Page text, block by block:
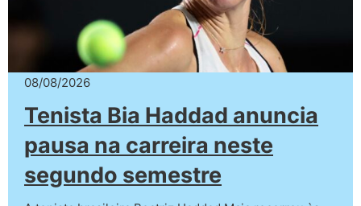
08/08/2026
Tenista Bia Haddad anuncia
pausa na carreira neste
segundo semestre